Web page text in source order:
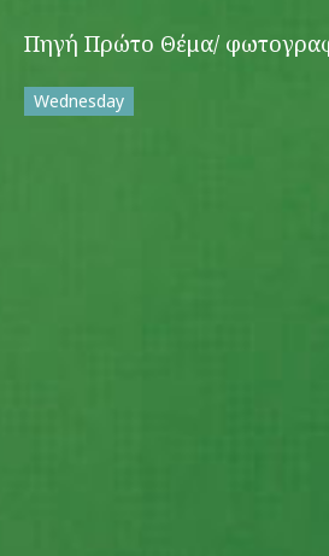
Πηγή Πρώτο Θέμα/
Wednesday